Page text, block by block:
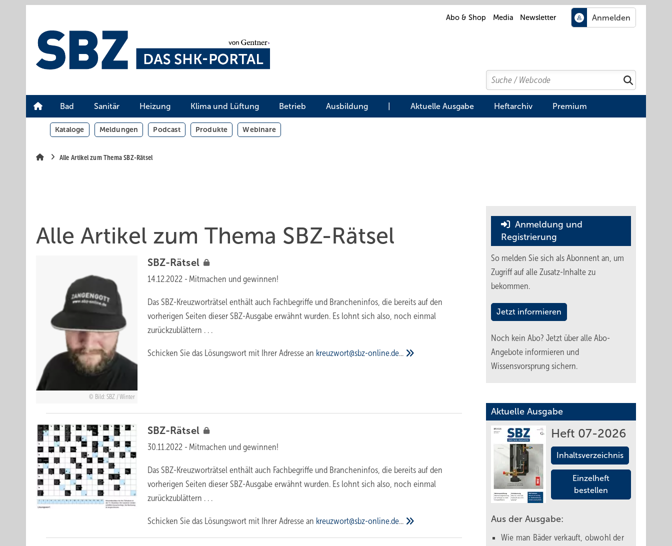
Abo & Shop Media Newsletter
Search
Suchen
Bad Sanitär Heizung Klima und Lüftung Betrieb Ausbildung Aktuelle Ausgabe Heftarchiv Premium
Kataloge Meldungen Podcast Produkte Webinare
Alle Artikel zum Thema SBZ-Rätsel
Alle Artikel zum Thema SBZ-Rätsel
Bild: SBZ / Winter
SBZ-Rätsel
14.12.2022 - Mitmachen und gewinnen!
Das SBZ-Kreuzworträtsel enthält auch Fachbegriffe und Brancheninfos, die bereits auf den
vorherigen Seiten dieser SBZ-Ausgabe erwähnt wurden. Es lohnt sich also, noch einmal
zurückzublättern . . .
Schicken Sie das Lösungswort mit Ihrer Adresse an kreuzwort@sbz-online.de...
SBZ-Rätsel
30.11.2022 - Mitmachen und gewinnen!
Das SBZ-Kreuzworträtsel enthält auch Fachbegriffe und Brancheninfos, die bereits auf den
vorherigen Seiten dieser SBZ-Ausgabe erwähnt wurden. Es lohnt sich also, noch einmal
zurückzublättern . . .
Schicken Sie das Lösungswort mit Ihrer Adresse an kreuzwort@sbz-online.de...
Anmeldung und
Registrierung
So melden Sie sich als Abonnent an, um
Zugriff auf alle Zusatz-Inhalte zu
bekommen.
Jetzt informieren
Noch kein Abo? Jetzt über alle Abo-
Angebote informieren und
Wissensvorsprung sichern.
Aktuelle Ausgabe
Heft 07-2026
Inhaltsverzeichnis
Einzelheft
bestellen
Aus der Ausgabe:
Wie man Bäder verkauft, obwohl der